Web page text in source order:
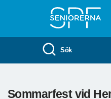
Sök
Sommarfest vid